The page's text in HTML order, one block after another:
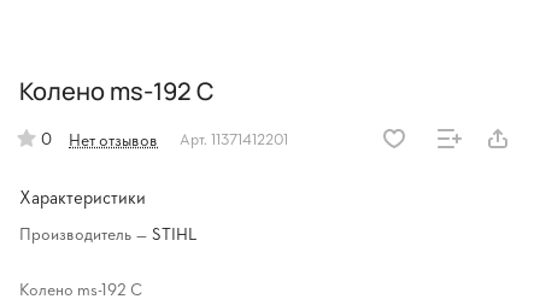
Колено ms-192 C
0 Нет отзывов Арт. 11371412201
Характеристики
Производитель — STIHL
Колено ms-192 C